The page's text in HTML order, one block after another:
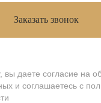
Заказать звонок
даете согласие на
и соглашаетесь c